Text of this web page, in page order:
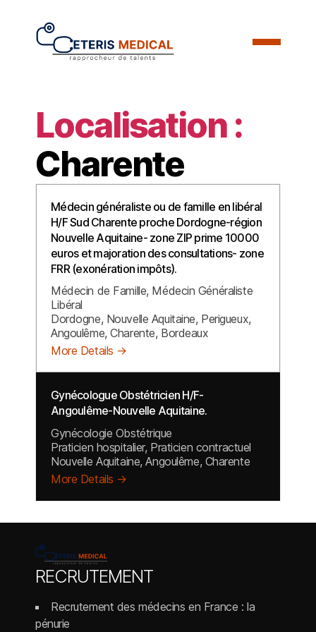
Localisation :
Charente
Médecin généraliste ou de famille en libéral
H/F Sud Charente proche Dordogne-région
Nouvelle Aquitaine- zone ZIP prime 10000
euros et majoration des consultations- zone
FRR (exonération impôts).
Médecin de Famille Médecin Généraliste
Libéral
Dordogne Nouvelle Aquitaine Perigueux
Angoulême Charente Bordeaux
More Details
Gynécologue Obstétricien H/F-
Angoulême-Nouvelle Aquitaine.
Gynécologie Obstétrique
Praticien hospitalier Praticien contractuel
Nouvelle Aquitaine Angoulême Charente
More Details
RECRUTEMENT
Recrutement des médecins en France : la
pénurie